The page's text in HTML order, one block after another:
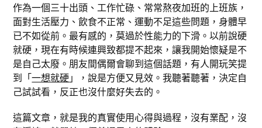
作為一個三十出頭、工作忙碌、常常熬夜加班的上班族，
面對生活壓力、飲食不正常、運動不足這些問題，身體早
已不如從前。最有感的，莫過於性能力的下滑。以前說硬
就硬，現在有時候連興致都提不起來，讓我開始懷疑是不
是自己太廢。朋友間偶爾會聊到這個話題，有人開玩笑提
到「一想就硬」，說是方便又見效。我聽著聽著，決定自
己試試看，反正也沒什麼好失去的。
這篇文章，就是我的真實使用心得與過程，沒有業配，沒